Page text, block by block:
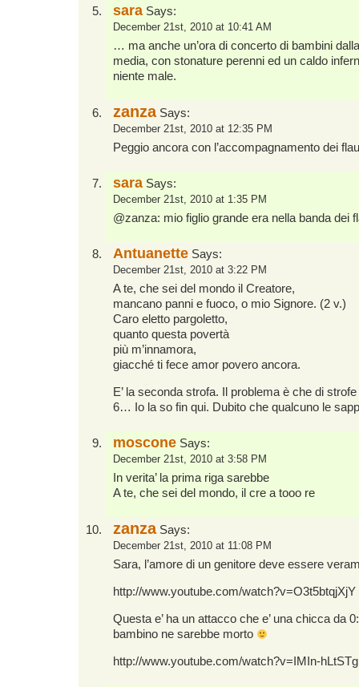
sara Says:
December 21st, 2010 at 10:41 AM
… ma anche un’ora di concerto di bambini
media, con stonature perenni ed un caldo
niente male.
zanzaSays:
December 21st, 2010 at 12:35 PM
Peggio ancora con l’accompagnamento dei
sara Says:
December 21st, 2010 at 1:35 PM
@zanza: mio figlio grande era nella banda dei
Antuanette Says:
December 21st, 2010 at 3:22 PM
A te, che sei del mondo il Creatore,
mancano panni e fuoco, o mio Signore. (2 v.)
Caro eletto pargoletto,
quanto questa povertà
più m’innamora,
giacché ti fece amor povero ancora.
E’ la seconda strofa. Il problema è che di
6… Io la so fin qui. Dubito che qualcuno le
moscone Says:
December 21st, 2010 at 3:58 PM
In verita’ la prima riga sarebbe
A te, che sei del mondo, il cre a tooo re
zanzaSays:
December 21st, 2010 at 11:08 PM
Sara, l’amore di un genitore deve essere
http://www.youtube.com/watch?v=O3t5btqjXjY
Questa e’ ha un attacco che e’ una chicca da
bambino ne sarebbe morto
http://www.youtube.com/watch?v=IMIn-hLtSTg